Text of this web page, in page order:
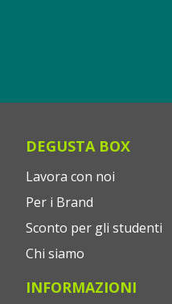
DEGUSTA BOX
Lavora con noi
Per i Brand
Sconto per gli studenti
Chi siamo
INFORMAZIONI